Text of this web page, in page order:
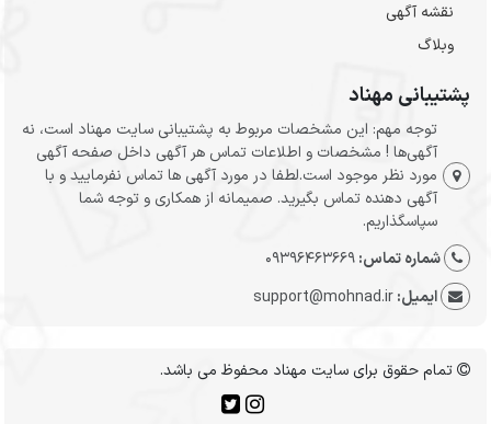
نقشه آگهی
وبلاگ
پشتیبانی مهناد
توجه مهم: این مشخصات مربوط به پشتیبانی سایت مهناد است، نه
آگهی‌ها ! مشخصات و اطلاعات تماس هر آگهی داخل صفحه آگهی
مورد نظر موجود است.لطفا در مورد آگهی ها تماس نفرمایید و با
آگهی دهنده تماس بگیرید. صمیمانه از همکاری و توجه شما
سپاسگذاریم.
شماره تماس:09396463669
ایمیل:support@mohnad.ir
تمام حقوق برای سایت مهناد محفوظ می باشد.